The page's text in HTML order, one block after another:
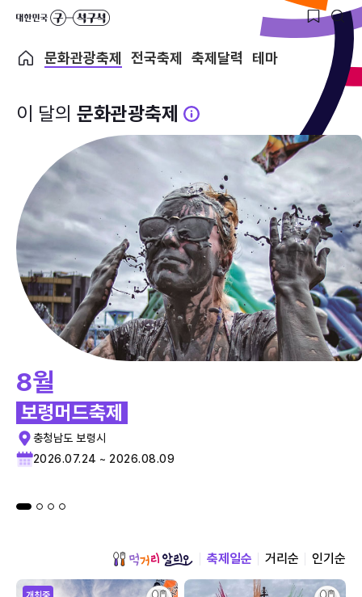
문화관광축제 전국축제 축제달력 테마
이 달의 문화관광축제
8월
보령머드축제
충청남도 보령시
2026.07.24 ~ 2026.08.09
축제일순 거리순 인기순